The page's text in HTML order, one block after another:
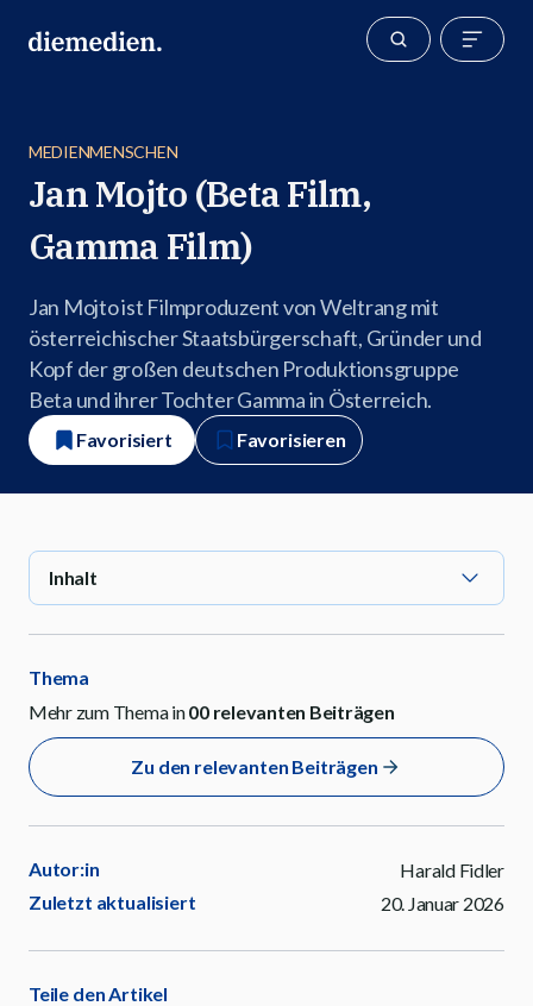
MEDIENMENSCHEN
Jan Mojto (Beta Film,
Gamma Film)
Jan Mojto ist Filmproduzent von Weltrang mit
österreichischer Staatsbürgerschaft, Gründer und
Kopf der großen deutschen Produktionsgruppe
Beta und ihrer Tochter Gamma in Österreich.
Favorisiert Favorisieren
Inhalt
Thema
Mehr zum Thema in00 relevanten Beiträgen
Zu den relevanten Beiträgen
Autor:in
Harald Fidler
Zuletzt aktualisiert
20. Januar 2026
Teile den Artikel